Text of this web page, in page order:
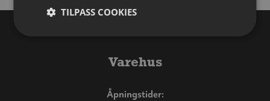
Varehus
Åpningstider:
TILPASS COOKIES